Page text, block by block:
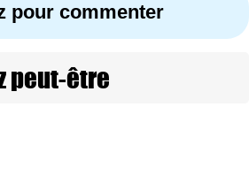
pour commenter
peut-être